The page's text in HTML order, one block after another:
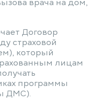
врача на дом,
Договор
страховой
который
лицам
программы
ДМС).